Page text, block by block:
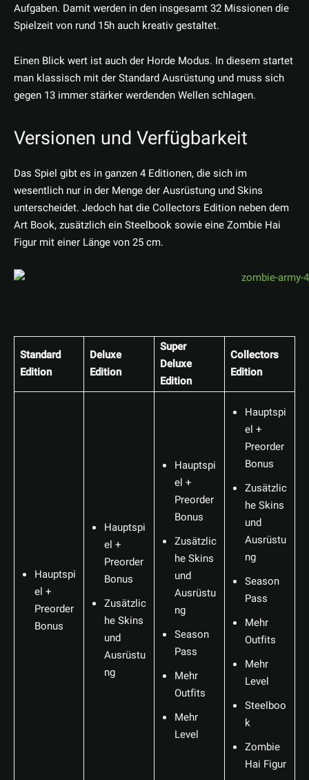
Aufgaben. Damit werden in den insgesamt 32 Missionen die
Spielzeit von rund 15h auch kreativ gestaltet.
Einen Blick wert ist auch der Horde Modus. In diesem startet
man klassisch mit der Standard Ausrüstung und muss sich
gegen 13 immer stärker werdenden Wellen schlagen.
Versionen und Verfügbarkeit
Das Spiel gibt es in ganzen 4 Editionen, die sich im
wesentlich nur in der Menge der Ausrüstung und Skins
unterscheidet. Jedoch hat die Collectors Edition neben dem
Art Book, zusätzlich ein Steelbook sowie eine Zombie Hai
Figur mit einer Länge von 25 cm.
Standard
Edition
Deluxe
Edition
Super
Deluxe
Edition
Collectors
Edition
Hauptspi
el +
Preorder
Bonus
Hauptspi
el +
Preorder
Bonus
Zusätzlic
he Skins
und
Ausrüstu
ng
Hauptspi
el +
Preorder
Bonus
Zusätzlic
he Skins
und
Ausrüstu
ng
Season
Pass
Mehr
Outfits
Mehr
Level
Hauptspi
el +
Preorder
Bonus
Zusätzlic
he Skins
und
Ausrüstu
ng
Season
Pass
Mehr
Outfits
Mehr
Level
Steelboo
k
Zombie
Hai Figur